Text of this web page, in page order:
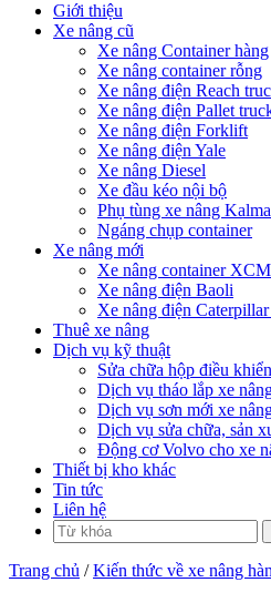
Giới thiệu
Xe nâng cũ
Xe nâng Container hàng
Xe nâng container rỗng
Xe nâng điện Reach
Xe nâng điện Pallet
Xe nâng điện Forklift
Xe nâng điện Yale
Xe nâng Diesel
Xe đầu kéo nội bộ
Phụ tùng xe nâng
Ngáng chụp container
Xe nâng mới
Xe nâng container
Xe nâng điện Baoli
Xe nâng điện
Thuê xe nâng
Dịch vụ kỹ thuật
Sửa chữa hộp điều
Dịch vụ tháo lắp xe
Dịch vụ sơn mới xe
Dịch vụ sửa chữa, sản
Động cơ Volvo cho xe
Thiết bị kho khác
Tin tức
Liên hệ
Trang chủ /Kiến thức về xe nâng